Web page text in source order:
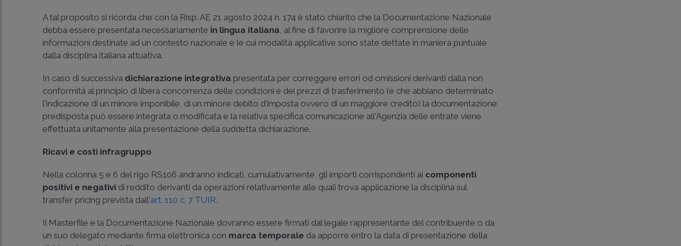
A tal proposito si ricorda che con la Risp. AE 21 agosto 2024 n. 174 è stato chiarito che la Documentazione Nazionale
debba essere presentata necessariamente in lingua italiana, al fine di favorire la migliore comprensione delle
informazioni destinate ad un contesto nazionale e le cui modalità applicative sono state dettate in maniera puntuale
dalla disciplina italiana attuativa.
In caso di successiva dichiarazione integrativa presentata per correggere errori od omissioni derivanti dalla non
conformità al principio di libera concorrenza delle condizioni e dei prezzi di trasferimento (e che abbiano determinato
l'indicazione di un minore imponibile, di un minore debito d'imposta ovvero di un maggiore credito) la documentazione
predisposta può essere integrata o modificata e la relativa specifica comunicazione all'Agenzia delle entrate viene
effettuata unitamente alla presentazione della suddetta dichiarazione.
Ricavi e costi infragruppo
Nella colonna 5 e 6 del rigo RS106 andranno indicati, cumulativamente, gli importi corrispondenti ai componenti
positivi e negativi di reddito derivanti da operazioni relativamente alle quali trova applicazione la disciplina sul
transfer pricing prevista dall'art. 110 c. 7 TUIR.
Il Masterfile e la Documentazione Nazionale dovranno essere firmati dal legale rappresentante del contribuente o da
un suo delegato mediante firma elettronica con marca temporale da apporre entro la data di presentazione della